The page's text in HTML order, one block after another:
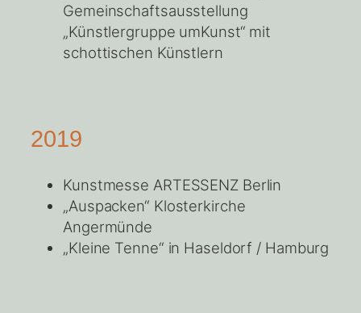
Gemeinschaftsausstellung
„Künstlergruppe umKunst“ mit
schottischen Künstlern
2019
Kunstmesse ARTESSENZ Berlin
„Auspacken“ Klosterkirche
Angermünde
„Kleine Tenne“ in Haseldorf / Hamburg